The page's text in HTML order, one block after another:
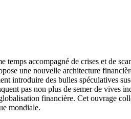
temps accompagné de crises et de
une nouvelle architecture
introduire des bulles spéculatives
pas non plus de semer de vives
financière. Cet ouvrage
mondiale.